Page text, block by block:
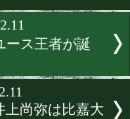
どっちが強い
田陽七太! 完全